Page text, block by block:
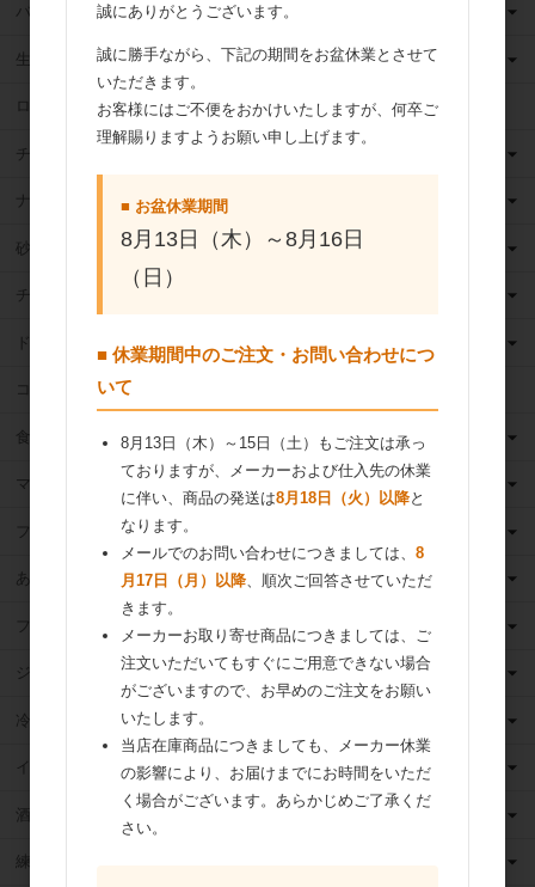
バター
生クリーム
ロングライフ牛乳
チーズ
ナッツ
砂糖
チョコレート
ドライフルーツ
ココア
食用油
マーガリン
フィリング
あんこ
フルーツ（果物）缶詰
ジャム
冷凍フルーツ
イースト・酵母
酒類
練乳
誠にありがとうございます。
誠に勝手ながら、下記の期間をお盆休業とさせて
いただきます。
お客様にはご不便をおかけいたしますが、何卒ご
理解賜りますようお願い申し上げます。
■ お盆休業期間
8月13日（木）～8月16日
（日）
■ 休業期間中のご注文・お問い合わせにつ
いて
8月13日（木）～15日（土）もご注文は承っ
ておりますが、メーカーおよび仕入先の休業
に伴い、商品の発送は8月18日（火）以降と
なります。
メールでのお問い合わせにつきましては、 8
月17日（月）以降、順次ご回答させていただ
きます。
メーカーお取り寄せ商品につきましては、ご
注文いただいてもすぐにご用意できない場合
がございますので、お早めのご注文をお願い
いたします。
当店在庫商品につきましても、メーカー休業
の影響により、お届けまでにお時間をいただ
く場合がございます。あらかじめご了承くだ
さい。